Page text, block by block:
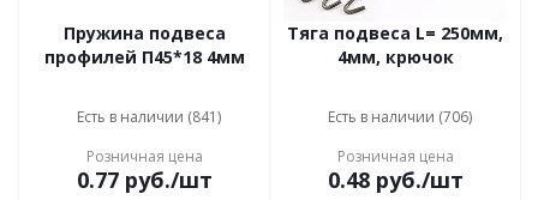
Пружина подвеса
профилей П45*18 4мм
Есть в наличии (841)
Розничная цена
0.77руб./шт
Тяга подвеса L= 250мм,
4мм, крючок
Есть в наличии (706)
Розничная цена
0.48руб./шт